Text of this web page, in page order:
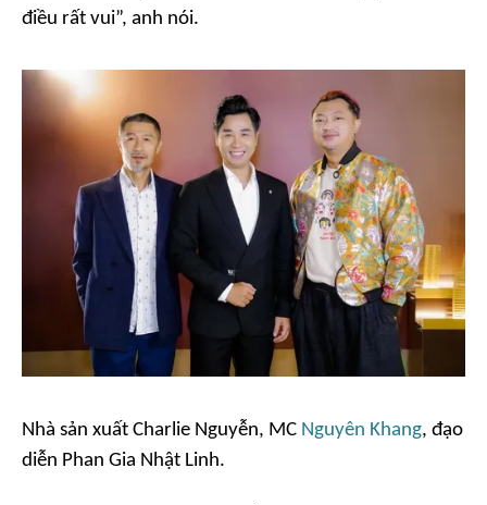
điều rất vui”, anh nói.
Nhà sản xuất Charlie Nguyễn, MC Nguyên Khang, đạo
diễn Phan Gia Nhật Linh.